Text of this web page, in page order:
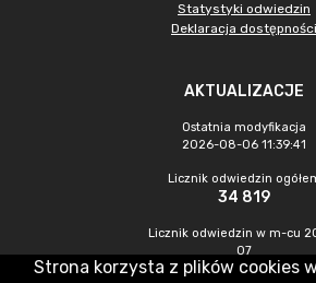
Statystyki odwiedzin
Deklaracja dostępności
AKTUALIZACJE
Ostatnia modyfikacja
2026-08-06 11:39:41
Licznik odwiedzin
34 819
Licznik odwiedzin w m-cu
07
143
Strona korzysta z plików cookies